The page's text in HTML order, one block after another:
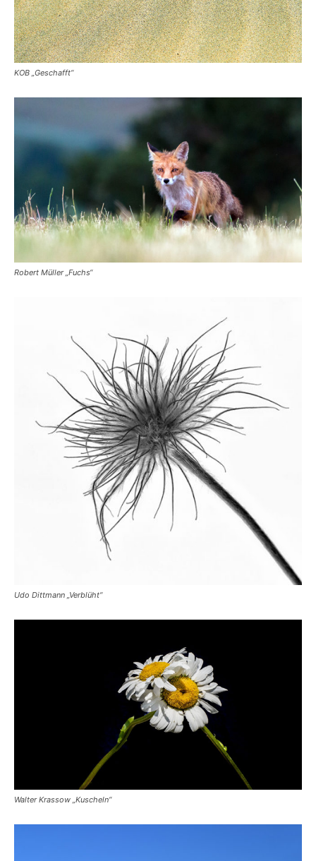
KOB „Geschafft“
Robert Müller „Fuchs“
Udo Dittmann „Verblüht“
Walter Krassow „Kuscheln“